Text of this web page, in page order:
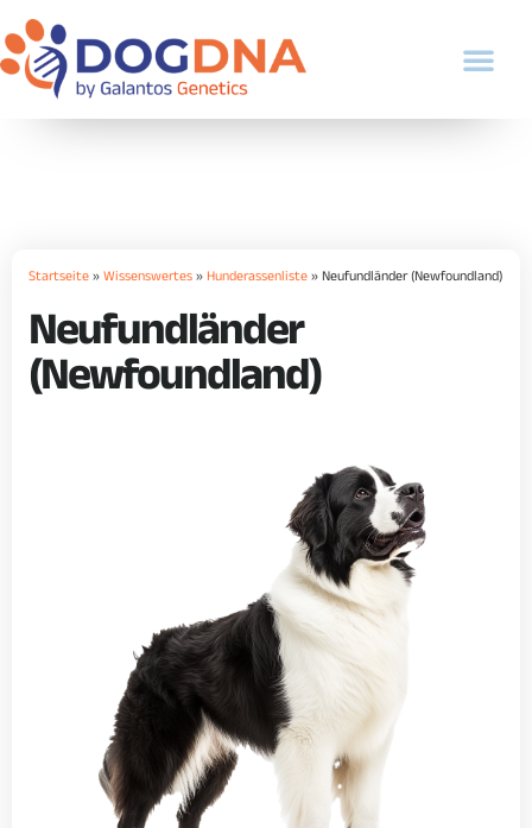
Startseite»Wissenswertes» Hunderassenliste» Neufundländer (Newfoundland)
Neufundländer
(Newfoundland)